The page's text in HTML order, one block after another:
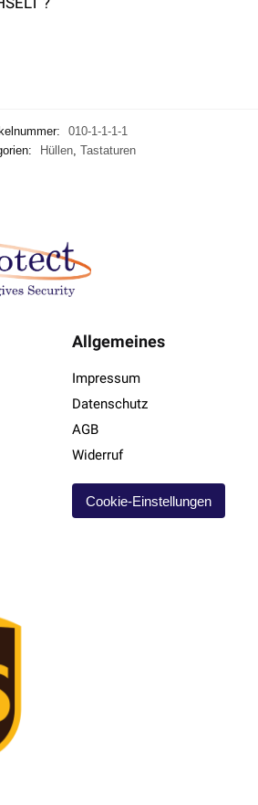
010-1-1-1-1
Hüllen, Tastaturen
Allgemeines
Impressum
Datenschutz
AGB
Widerruf
Cookie-Einstellungen